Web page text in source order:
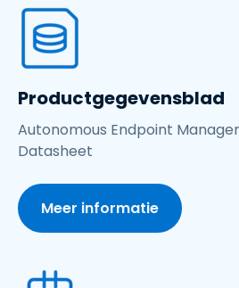
Productgegevensblad
Autonomous Endpoint
Datasheet
Meer informatie